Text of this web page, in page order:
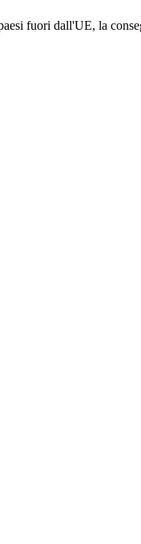
fuori dall'UE, la